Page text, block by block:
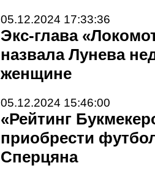
05.12.2024 17:33:36
Экс-глава
назвала Лунева
женщине
05.12.2024 15:46:00
«Рейтинг
приобрести
Сперцяна